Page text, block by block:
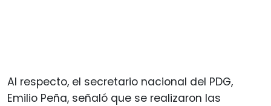
Al respecto, el secretario nacional del PDG,
Emilio Peña, señaló que se realizaron las